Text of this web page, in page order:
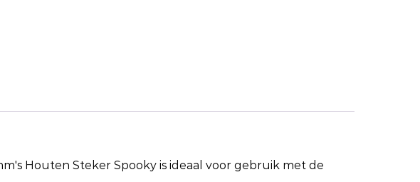
Houten Steker Spooky is ideaal voor gebruik met de